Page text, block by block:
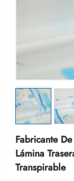
Fabricante
Lámina
Transpirable